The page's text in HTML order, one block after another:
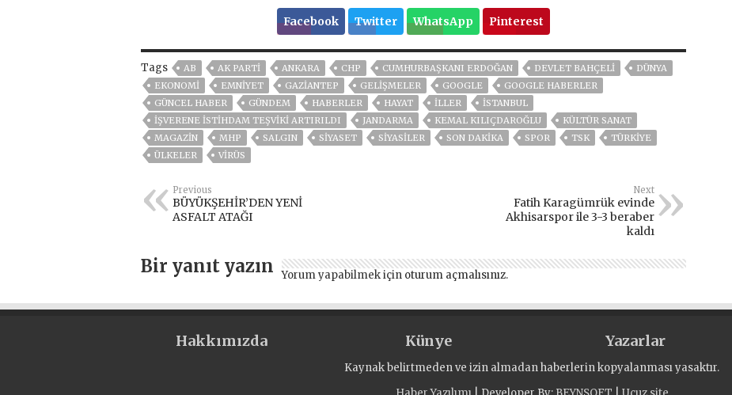
Facebook Twitter WhatsApp Pinterest
Tags AB AK PARTİ ANKARA CHP CUMHURBAŞKANI ERDOĞAN DEVLET BAHÇELİ
DÜNYA
EKONOMİ
EMNİYET GAZIANTEP GELIŞMELER GOOGLE
GOOGLE HABERLER
GÜNCEL HABER
GÜNDEM HABERLER HAYAT İLLER
ISTANBUL
İŞVERENE İSTİHDAM TEŞVİKİ ARTIRILDI
JANDARMA KEMAL KILIÇDAROĞLU
KÜLTÜR SANAT
MAGAZİN
MHP SALGIN SİYASET SİYASİLER SON DAKIKA SPOR TSK
TÜRKİYE
ÜLKELER
VIRÜS
Previous
BÜYÜKŞEHİR’DEN YENİ
ASFALT ATAĞI
Next
Fatih Karagümrük evinde
Akhisarspor ile 3-3 beraber
kaldı
Bir yanıt yazın Yorum yapabilmek için oturum açmalısınız.
Hakkımızda Künye Yazarlar
Kaynak belirtmeden ve izin almadan haberlerin kopyalanması yasaktır.